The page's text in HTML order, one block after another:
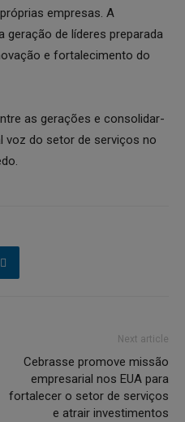
empresas. A
geração de líderes preparada
e fortalecimento do
as gerações e consolidar-
voz do setor de serviços no
Next article
Cebrasse promove missão
empresarial nos EUA para
fortalecer o setor de serviços
e atrair investimentos